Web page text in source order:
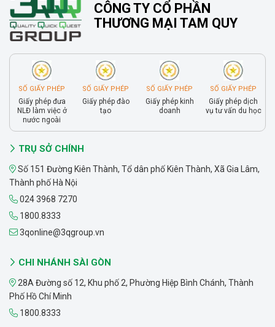
CÔNG TY CỔ PHẦN
THƯƠNG MẠI TAM QUY
SỐ GIẤY PHÉP
Giấy phép đưa
NLĐ làm việc ở
nước ngoài
SỐ GIẤY PHÉP
Giấy phép đào
tạo
SỐ GIẤY PHÉP
Giấy phép kinh
doanh
SỐ GIẤY PHÉP
Giấy phép dịch
vụ tư vấn du học
TRỤ SỞ CHÍNH
Số 151 Đường Kiên Thành, Tổ dân phố Kiên Thành, Xã Gia Lâm,
Thành phố Hà Nội
024 3968 7270
1800.8333
3qonline@3qgroup.vn
CHI NHÁNH SÀI GÒN
28A Đường số 12, Khu phố 2, Phường Hiệp Bình Chánh, Thành
Phố Hồ Chí Minh
1800.8333